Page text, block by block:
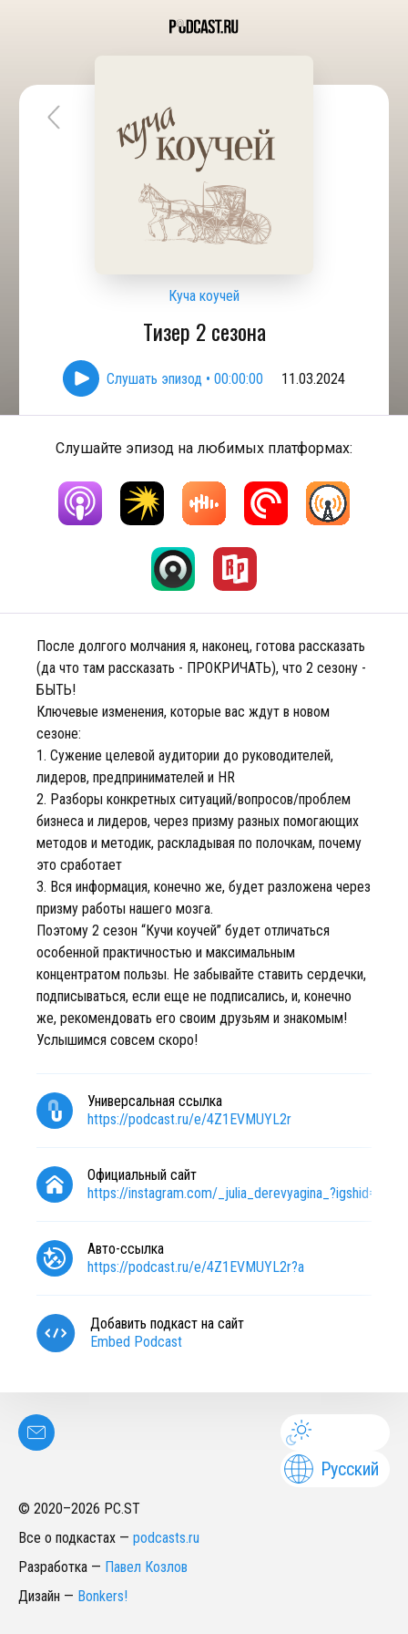
Куча коучей
Тизер 2 сезона
Слушать эпизод • 00:00:00 11.03.2024
Слушайте эпизод на любимых платформах:
После долгого молчания я, наконец, готова рассказать
(да что там рассказать - ПРОКРИЧАТЬ), что 2 сезону -
БЫТЬ!
Ключевые изменения, которые вас ждут в новом
сезоне:
1. Сужение целевой аудитории до руководителей,
лидеров, предпринимателей и HR
2. Разборы конкретных ситуаций/вопросов/проблем
бизнеса и лидеров, через призму разных помогающих
методов и методик, раскладывая по полочкам, почему
это сработает
3. Вся информация, конечно же, будет разложена через
призму работы нашего мозга.
Поэтому 2 сезон “Кучи коучей” будет отличаться
особенной практичностью и максимальным
концентратом пользы. Не забывайте ставить сердечки,
подписываться, если еще не подписались, и, конечно
же, рекомендовать его своим друзьям и знакомым!
Услышимся совсем скоро!
Универсальная ссылка
https://podcast.ru/e/4Z1EVMUYL2r
Официальный сайт
https://instagram.com/
Авто-ссылка
https://podcast.ru/e/4Z1EVMUYL2r?a
Добавить подкаст на сайт
Embed Podcast
Русский
© 2020–2026 PC.ST
Все о подкастах — podcasts.ru
Разработка — Павел Козлов
Дизайн — Bonkers!